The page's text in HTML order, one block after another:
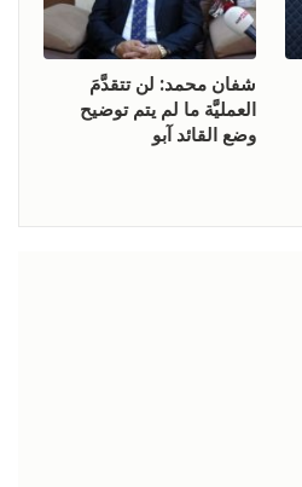
شفان محمد: لن تتقدَّمَ
العمليَّة ما لم يتم توضيح
وضع القائد آبو